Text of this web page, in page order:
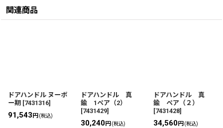
関連商品
ドアハンドル ヌーボ
ー期 [7431316]
91,543円(税込)
ドアハンドル 真
鍮 1ペア（2）
[7431429]
30,240円(税込)
ドアハンドル 真
鍮 ペア（２）
[7431428]
34,560円(税込)